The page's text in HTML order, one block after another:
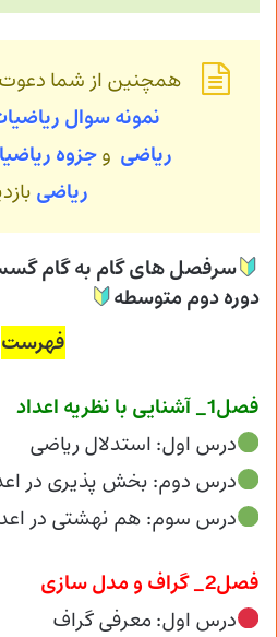
همچنین از شما
نمونه سوال
ریاضی وجزوه
ریاضی
سرفصل های گام به گام
دوره دوم متوسطه
فهرست
فصل1_ آشنایی با نظریه اعداد
درس اول: استدلال ریاضی
درس دوم: بخش پذیری در
درس سوم: هم نهشتی در
فصل2_ گراف و مدل سازی
درس اول: معرفی گراف